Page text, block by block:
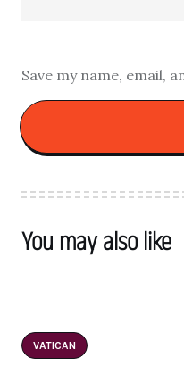
Save my name, email,
You may also like
VATICAN